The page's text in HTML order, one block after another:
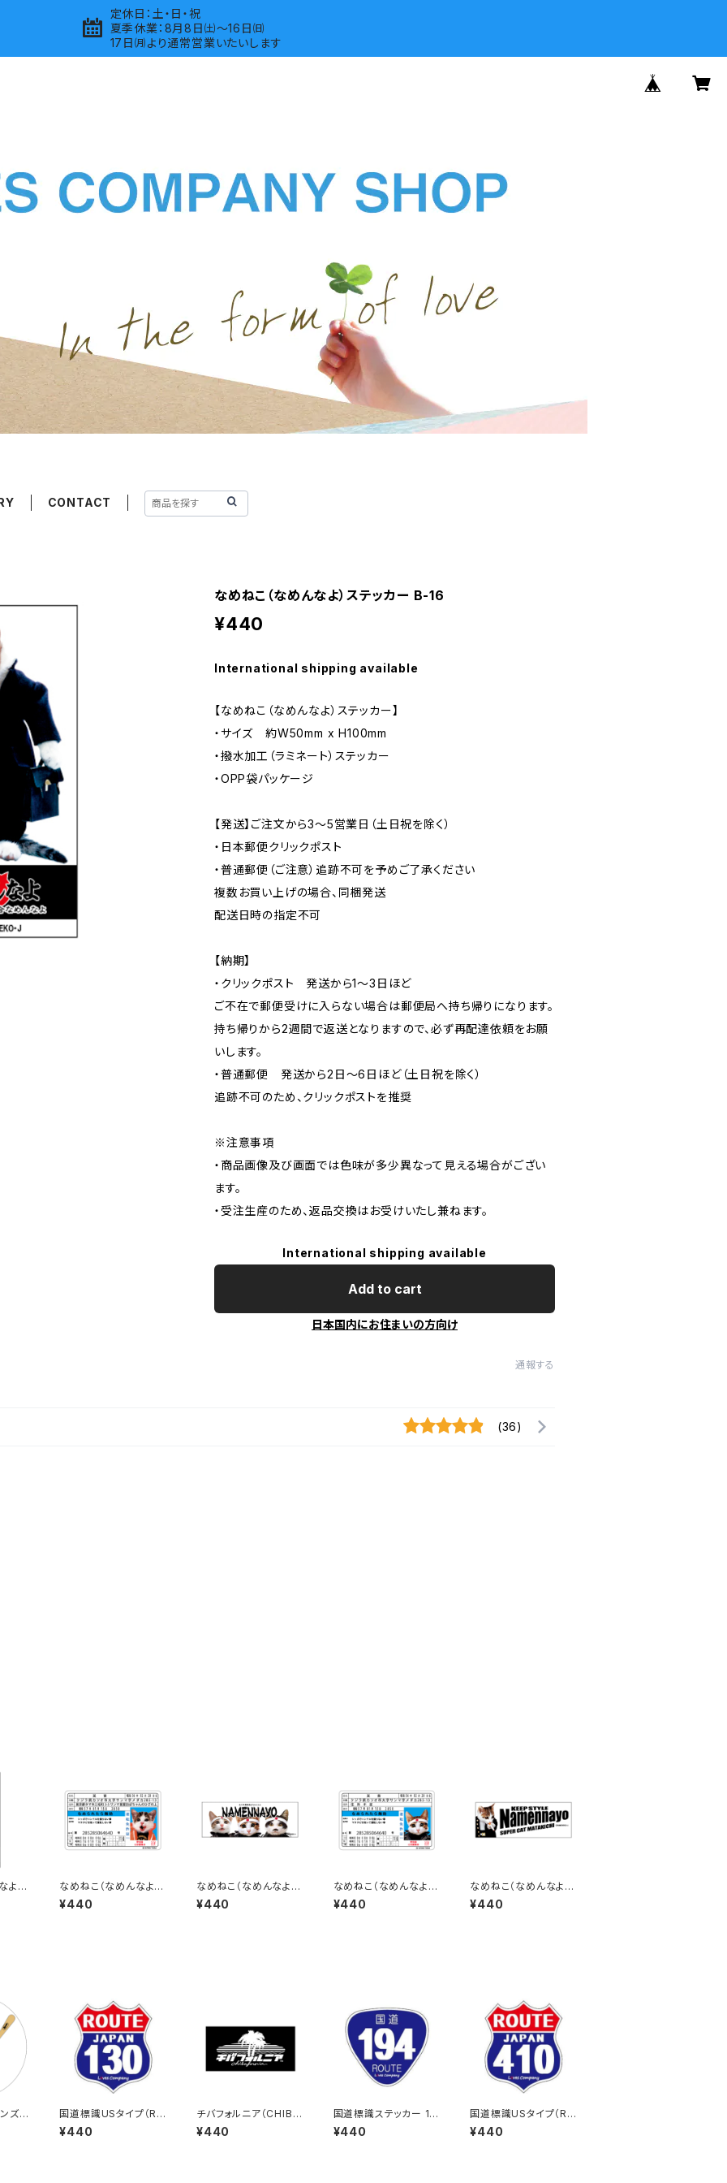
定休日：土・日・祝
夏季休業：8月8日㈯～16日㈰
17日㈪より通常営業いたいします
CONTACT
なめねこ（なめんなよ）ステッカー B-16
¥440
International shipping available
【なめねこ（なめんなよ）ステッカー】
・サイズ 約W50mm x H100mm
・撥水加工（ラミネート）ステッカー
・OPP袋パッケージ
【発送】ご注文から3〜5営業日（土日祝を除く）
・日本郵便クリックポスト
・普通郵便（ご注意）追跡不可を予めご了承ください
複数お買い上げの場合、同梱発送
配送日時の指定不可
【納期】
・クリックポスト 発送から1〜3日ほど
ご不在で郵便受けに入らない場合は郵便局へ持ち帰りになります。
持ち帰りから2週間で返送となりますので、必ず再配達依頼をお願
いします。
・普通郵便 発送から2日〜6日ほど（土日祝を除く）
追跡不可のため、クリックポストを推奨
※注意事項
・商品画像及び画面では色味が多少異なって見える場合がござい
ます。
・受注生産のため、返品交換はお受けいたし兼ねます。
International shipping available
Add to cart
日本国内にお住まいの方向け
通報する
(36)
よ）
なめねこ（なめんなよ）
ステッカー D-1
¥440
なめねこ（なめんなよ）
ステッカー C-3
¥440
なめねこ（なめんなよ）
ステッカー D-2
¥440
なめねこ（なめんなよ）
ステッカー C-4
¥440
ズス
国道標識USタイプ（RO
UTE）ステッカー 130号
線
¥440
チバフォルニア（CHIBA
FORNIA）ステッカーB
（Black）
¥440
国道標識ステッカー 19
4号線
¥440
国道標識USタイプ（RO
UTE）ステッカー 410号
線
¥440